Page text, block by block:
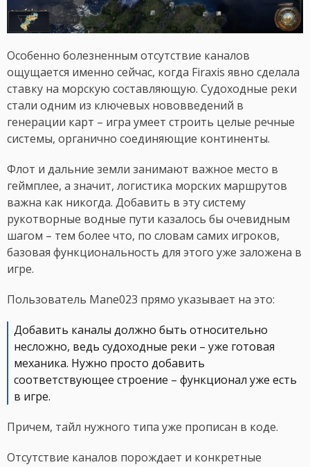
Особенно болезненным отсутствие каналов
ощущается именно сейчас, когда Firaxis явно сделала
ставку на морскую составляющую. Судоходные реки
стали одним из ключевых нововведений в
генерации карт – игра умеет строить целые речные
системы, органично соединяющие континенты.
Флот и дальние земли занимают важное место в
геймплее, а значит, логистика морских маршрутов
важна как никогда. Добавить в эту систему
рукотворные водные пути казалось бы очевидным
шагом – тем более что, по словам самих игроков,
базовая функциональность для этого уже заложена в
игре.
Пользователь Mane023 прямо указывает на это:
Добавить каналы должно быть относительно
несложно, ведь судоходные реки – уже готовая
механика. Нужно просто добавить
соответствующее строение – функционал уже есть
в игре.
Причем, тайл нужного типа уже прописан в коде.
Отсутствие каналов порождает и конкретные